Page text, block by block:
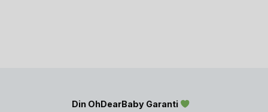
Din OhDearBaby Garanti